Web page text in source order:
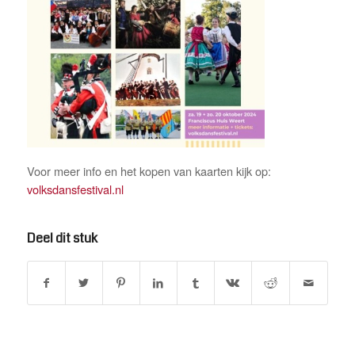
Voor meer info en het kopen van kaarten kijk op:
volksdansfestival.nl
Deel dit stuk